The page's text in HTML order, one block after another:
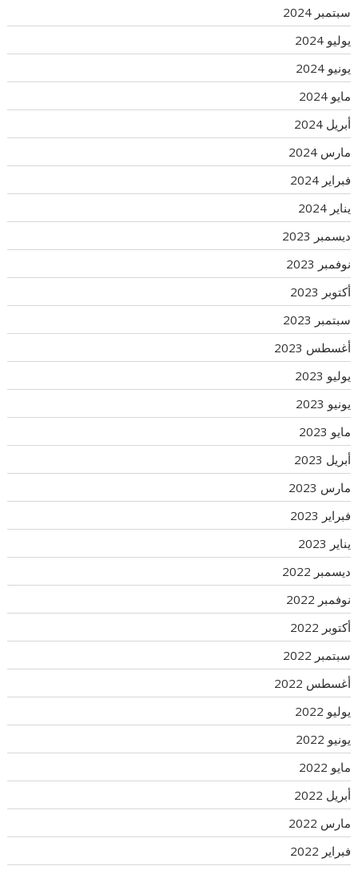
سبتمبر 2024
يوليو 2024
يونيو 2024
مايو 2024
أبريل 2024
مارس 2024
فبراير 2024
يناير 2024
ديسمبر 2023
نوفمبر 2023
أكتوبر 2023
سبتمبر 2023
أغسطس 2023
يوليو 2023
يونيو 2023
مايو 2023
أبريل 2023
مارس 2023
فبراير 2023
يناير 2023
ديسمبر 2022
نوفمبر 2022
أكتوبر 2022
سبتمبر 2022
أغسطس 2022
يوليو 2022
يونيو 2022
مايو 2022
أبريل 2022
مارس 2022
فبراير 2022